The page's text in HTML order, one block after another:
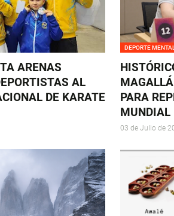
ARENAS
AL
DE KARATE
DEPORTE
PARA
MUNDIAL
03 de Julio de